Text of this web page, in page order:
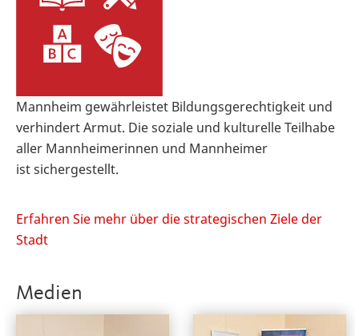
Mannheim gewährleistet Bildungsgerechtigkeit und
verhindert Armut. Die soziale und kulturelle Teilhabe
aller Mannheimerinnen und Mannheimer
ist sichergestellt.
Erfahren Sie mehr über die strategischen Ziele der
Stadt
Medien